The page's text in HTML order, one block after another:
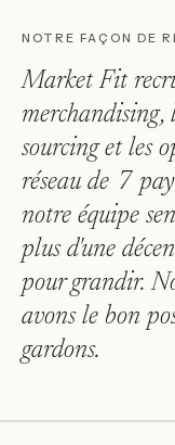
NOTRE FAÇON DE
Market Fit
merchandising,
sourcing et les
réseau de 7
notre équipe
plus d'une
pour grandir.
avons le bon
gardons.